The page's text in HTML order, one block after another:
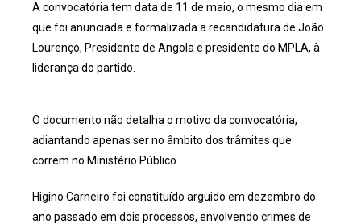
A convocatória tem data de 11 de maio, o mesmo dia em
que foi anunciada e formalizada a recandidatura de João
Lourenço, Presidente de Angola e presidente do MPLA, à
liderança do partido.
O documento não detalha o motivo da convocatória,
adiantando apenas ser no âmbito dos trâmites que
correm no Ministério Público.
Higino Carneiro foi constituído arguido em dezembro do
ano passado em dois processos, envolvendo crimes de